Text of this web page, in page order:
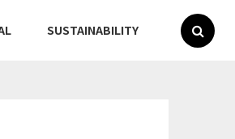
SUSTAINABILITY